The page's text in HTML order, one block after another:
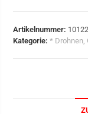
Artikelnummer:
Kategorie:* Drohnen,